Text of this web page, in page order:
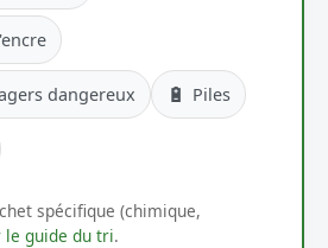
dangereux 🔋 Piles
spécifique (chimique,
le guide du tri.